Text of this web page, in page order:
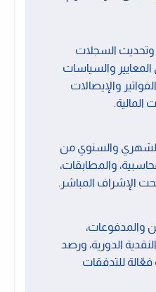
السجلات
والسياسات
والإيصالات
المالية.
والسنوي من
والمطابقات،
الإشراف المباشر.
والمدفوعات،
الدورية، ورصد
فعّالة للتدفقات